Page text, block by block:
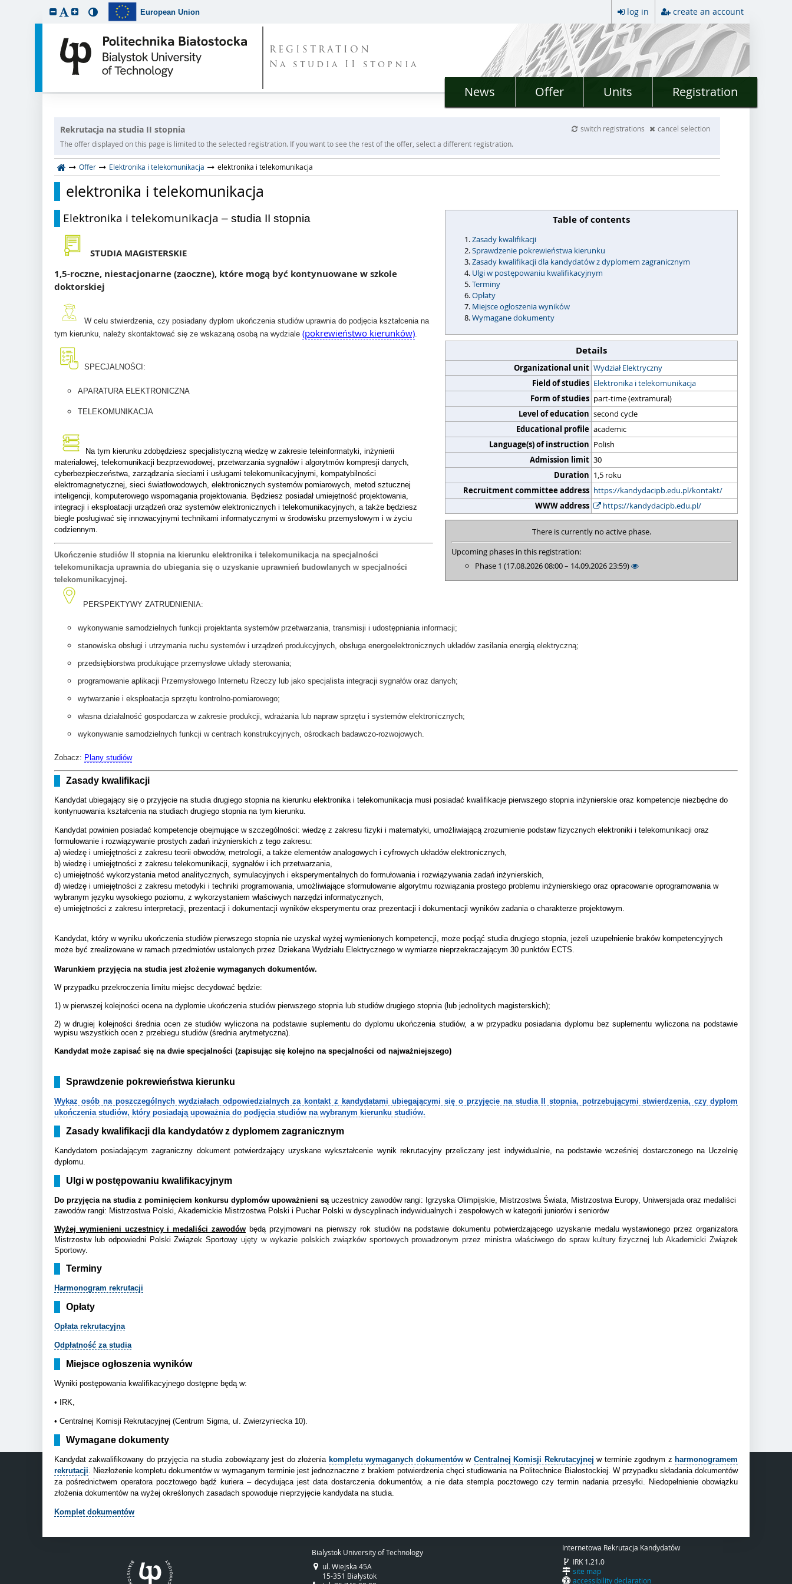
European Union log in create an account
REGISTRATION
Na studia II stopnia
News Offer Units Registration
Rekrutacja na studia II stopnia switch registrations
cancel selection
The offer displayed on this page is limited to the selected registration. If you want to see the rest of the offer, select a different registration.
Offer Elektronika i telekomunikacja elektronika i telekomunikacja
elektronika i telekomunikacja
Table of contents
Zasady kwalifikacji
Sprawdzenie pokrewieństwa kierunku
Zasady kwalifikacji dla kandydatów z dyplomem zagranicznym
Ulgi w postępowaniu kwalifikacyjnym
Terminy
Opłaty
Miejsce ogłoszenia wyników
Wymagane dokumenty
Details
Organizational unit Wydział Elektryczny
Field of studies Elektronika i telekomunikacja
Form of studies part-time (extramural)
Level of education second cycle
Educational profile academic
Language(s) of instruction Polish
Admission limit 30
Duration 1,5 roku
Recruitment committee address https://kandydacipb.edu.pl/kontakt/
WWW address
https://kandydacipb.edu.pl/
There is currently no active phase.
Upcoming phases in this registration:
Phase 1 (17.08.2026 08:00 – 14.09.2026 23:59)
Elektronika i telekomunikacja – studia II stopnia
STUDIA MAGISTERSKIE
1,5-roczne, niestacjonarne (zaoczne), które mogą być kontynuowane w szkole
doktorskiej
W celu stwierdzenia, czy posiadany dyplom ukończenia studiów uprawnia do podjęcia kształcenia na
tym kierunku, należy skontaktować się ze wskazaną osobą na wydziale (pokrewieństwo kierunków).
SPECJALNOŚCI:
APARATURA ELEKTRONICZNA
TELEKOMUNIKACJA
Na tym kierunku zdobędziesz specjalistyczną wiedzę w zakresie teleinformatyki, inżynierii
materiałowej, telekomunikacji bezprzewodowej, przetwarzania sygnałów i algorytmów kompresji danych,
cyberbezpieczeństwa, zarządzania sieciami i usługami telekomunikacyjnymi, kompatybilności
elektromagnetycznej, sieci światłowodowych, elektronicznych systemów pomiarowych, metod sztucznej
inteligencji, komputerowego wspomagania projektowania. Będziesz posiadał umiejętność projektowania,
integracji i eksploatacji urządzeń oraz systemów elektronicznych i telekomunikacyjnych, a także będziesz
biegle posługiwać się innowacyjnymi technikami informatycznymi w środowisku przemysłowym i w życiu
codziennym.
Ukończenie studiów II stopnia na kierunku elektronika i telekomunikacja na specjalności
telekomunikacja uprawnia do ubiegania się o uzyskanie uprawnień budowlanych w specjalności
telekomunikacyjnej.
PERSPEKTYWY ZATRUDNIENIA:
wykonywanie samodzielnych funkcji projektanta systemów przetwarzania, transmisji i udostępniania informacji;
stanowiska obsługi i utrzymania ruchu systemów i urządzeń produkcyjnych, obsługa energoelektronicznych układów zasilania energią elektryczną;
przedsiębiorstwa produkujące przemysłowe układy sterowania;
programowanie aplikacji Przemysłowego Internetu Rzeczy lub jako specjalista integracji sygnałów oraz danych;
wytwarzanie i eksploatacja sprzętu kontrolno-pomiarowego;
własna działalność gospodarcza w zakresie produkcji, wdrażania lub napraw sprzętu i systemów elektronicznych;
wykonywanie samodzielnych funkcji w centrach konstrukcyjnych, ośrodkach badawczo-rozwojowych.
Zobacz: Plany studiów
Zasady kwalifikacji
Kandydat ubiegający się o przyjęcie na studia drugiego stopnia na kierunku elektronika i telekomunikacja musi posiadać kwalifikacje pierwszego stopnia inżynierskie oraz kompetencje niezbędne do
kontynuowania kształcenia na studiach drugiego stopnia na tym kierunku.
Kandydat powinien posiadać kompetencje obejmujące w szczególności: wiedzę z zakresu fizyki i matematyki, umożliwiającą zrozumienie podstaw fizycznych elektroniki i telekomunikacji oraz
formułowanie i rozwiązywanie prostych zadań inżynierskich z tego zakresu:
a) wiedzę i umiejętności z zakresu teorii obwodów, metrologii, a także elementów analogowych i cyfrowych układów elektronicznych,
b) wiedzę i umiejętności z zakresu telekomunikacji, sygnałów i ich przetwarzania,
c) umiejętność wykorzystania metod analitycznych, symulacyjnych i eksperymentalnych do formułowania i rozwiązywania zadań inżynierskich,
d) wiedzę i umiejętności z zakresu metodyki i techniki programowania, umożliwiające sformułowanie algorytmu rozwiązania prostego problemu inżynierskiego oraz opracowanie oprogramowania w
wybranym języku wysokiego poziomu, z wykorzystaniem właściwych narzędzi informatycznych,
e) umiejętności z zakresu interpretacji, prezentacji i dokumentacji wyników eksperymentu oraz prezentacji i dokumentacji wyników zadania o charakterze projektowym.
Kandydat, który w wyniku ukończenia studiów pierwszego stopnia nie uzyskał wyżej wymienionych kompetencji, może podjąć studia drugiego stopnia, jeżeli uzupełnienie braków kompetencyjnych
może być zrealizowane w ramach przedmiotów ustalonych przez Dziekana Wydziału Elektrycznego w wymiarze nieprzekraczającym 30 punktów ECTS.
Warunkiem przyjęcia na studia jest złożenie wymaganych dokumentów.
W przypadku przekroczenia limitu miejsc decydować będzie:
1) w pierwszej kolejności ocena na dyplomie ukończenia studiów pierwszego stopnia lub studiów drugiego stopnia (lub jednolitych magisterskich);
2) w drugiej kolejności średnia ocen ze studiów wyliczona na podstawie suplementudo dyplomu ukończenia studiów, a w przypadku posiadania dyplomu bez suplementu wyliczona na podstawie
wypisu wszystkich ocen z przebiegu studiów (średnia arytmetyczna).
Kandydat może zapisać się na dwie specjalności (zapisując się kolejno na specjalności od najważniejszego)
Sprawdzenie pokrewieństwa kierunku
Wykaz osób na poszczególnych wydziałach odpowiedzialnych za kontakt z kandydatami ubiegającymi się o przyjęcie na studia II stopnia, potrzebującymi stwierdzenia, czy dyplom
ukończenia studiów, który posiadają upoważnia do podjęcia studiów na wybranym kierunku studiów.
Zasady kwalifikacji dla kandydatów z dyplomem zagranicznym
Kandydatom posiadającym zagraniczny dokument potwierdzający uzyskane wykształcenie wynik rekrutacyjny przeliczany jest indywidualnie, na podstawie wcześniej dostarczonego na Uczelnię
dyplomu.
Ulgi w postępowaniu kwalifikacyjnym
Do przyjęcia na studia z pominięciem konkursu dyplomów upoważnieni są uczestnicy zawodów rangi: Igrzyska Olimpijskie, Mistrzostwa Świata, Mistrzostwa Europy, Uniwersjada oraz medaliści
zawodów rangi: Mistrzostwa Polski, Akademickie Mistrzostwa Polski i Puchar Polski w dyscyplinach indywidualnych i zespołowych w kategorii juniorów i seniorów
Wyżej wymienieni uczestnicy i medaliści zawodów będą przyjmowani na pierwszy rok studiów na podstawie dokumentu potwierdzającego uzyskanie medalu wystawionego przez organizatora
Mistrzostw lub odpowiedni Polski Związek Sportowyujęty w wykazie polskich związków sportowych prowadzonym przez ministra właściwego do spraw kultury fizycznej lub Akademicki Związek
Sportowy.
Terminy
Harmonogram rekrutacji
Opłaty
Opłata rekrutacyjna
Odpłatność za studia
Miejsce ogłoszenia wyników
Wyniki postępowania kwalifikacyjnego dostępne będą w:
• IRK,
• Centralnej Komisji Rekrutacyjnej (Centrum Sigma, ul. Zwierzyniecka 10).
Wymagane dokumenty
Kandydatzakwalifikowany do przyjęcia na studia zobowiązany jest do złożenia kompletu wymaganych dokumentóww Centralnej Komisji Rekrutacyjnej w terminie zgodnym z harmonogramem
rekrutacji. Niezłożenie kompletu dokumentów w wymaganym terminie jest jednoznaczne z brakiem potwierdzenia chęci studiowania na Politechnice Białostockiej. W przypadku składania dokumentów
za pośrednictwem operatora pocztowego bądź kuriera – decydująca jest data dostarczenia dokumentów, a nie data stempla pocztowego czy termin nadania przesyłki. Niedopełnienie obowiązku
złożenia dokumentów na wyżej określonych zasadach spowoduje nieprzyjęcie kandydata na studia.
Komplet dokumentów
Bialystok University of Technology
ul. Wiejska 45A
15-351 Białystok
Internetowa Rekrutacja Kandydatów
IRK 1.21.0
site map
accessibility declaration